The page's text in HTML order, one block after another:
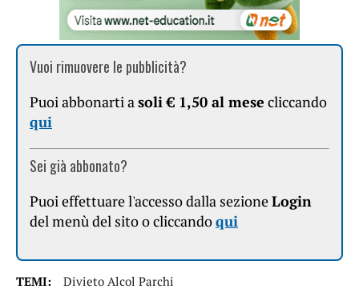
Vuoi rimuovere le pubblicità?
Puoi abbonarti asoli € 1,50 al mese cliccando
qui
Sei già abbonato?
Puoi effettuare l'accesso dalla sezioneLogin
del menù del sito o cliccandoqui
TEMI:
Divieto Alcol Parchi